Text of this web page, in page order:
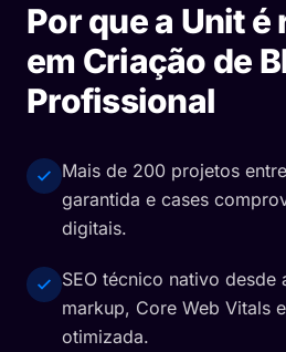
Por que a Unit
em Criação de
Profissional
Mais de 200 projetos
garantida e cases
digitais.
SEO técnico nativo desde
markup, Core Web Vitals
otimizada.